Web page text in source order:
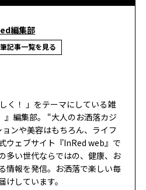
編集部
記事一覧を見る
く！ 」をテーマにしている雑
編集部。 “大人のお洒落カジ
ンや美容はもちろん、ライフ
ウェブサイト『InRed web』で
多い世代ならではの、健康、お
情報を発信。お洒落で楽しい毎
けしています。